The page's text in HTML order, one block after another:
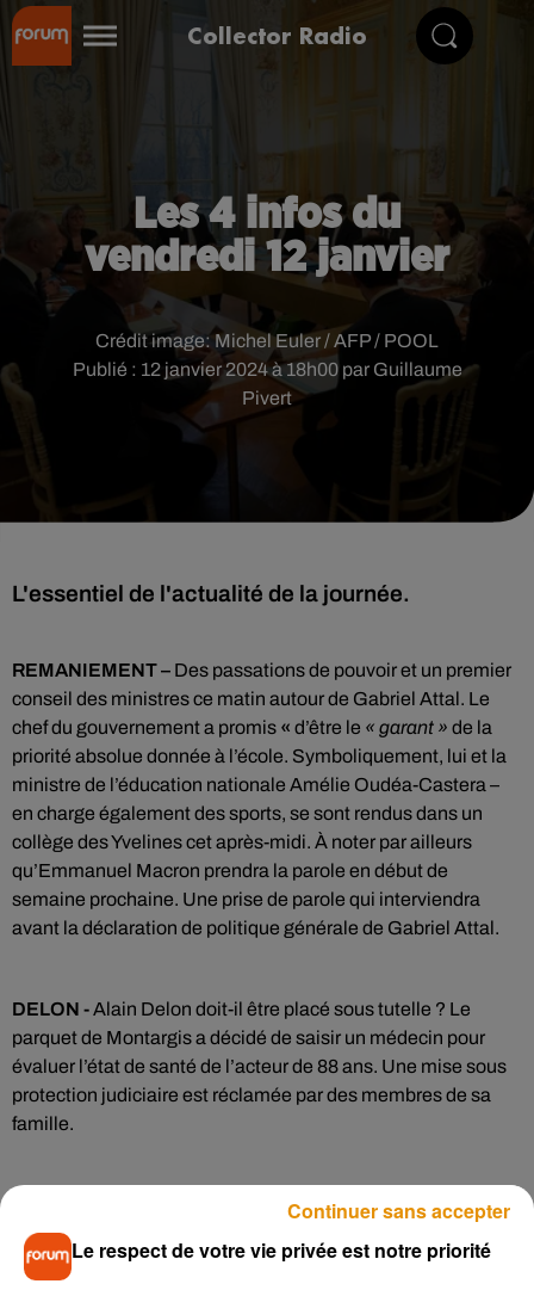
Collector Radio
Les 4 infos du
vendredi 12 janvier
Publié : 12 janvier 2024 à 18h00 par Guillaume
Pivert
Crédit image:Michel Euler / AFP / POOL
L'essentiel de l'actualité de la journée.
REMANIEMENT – Des passations de pouvoir et un premier
conseil des ministres ce matin autour de Gabriel Attal. Le
chef du gouvernement a promis « d’être le « garant » de la
priorité absolue donnée à l’école. Symboliquement, lui et la
ministre de l’éducation nationale Amélie Oudéa-Castera –
en charge également des sports, se sont rendus dans un
collège des Yvelines cet après-midi. À noter par ailleurs
qu’Emmanuel Macron prendra la parole en début de
semaine prochaine. Une prise de parole qui interviendra
avant la déclaration de politique générale de Gabriel Attal.
DELON -Alain Delon doit-il être placé sous tutelle ? Le
parquet de Montargis a décidé de saisir un médecin pour
évaluer l’état de santé de l’acteur de 88 ans. Une mise sous
protection judiciaire est réclamée par des membres de sa
famille.
Un pyromane est passé aux aveux hier soir
à Angoulême. Il a reconnu être l’auteur d’une série de feux en
2022 et 2023 dans le sud de la Charente. La justice lui
Le respect de votre vie privée est notre priorité
Continuer sans accepter